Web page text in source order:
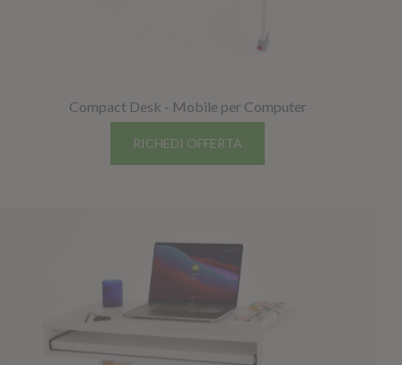
Compact Desk - Mobile per Computer
RICHEDI OFFERTA